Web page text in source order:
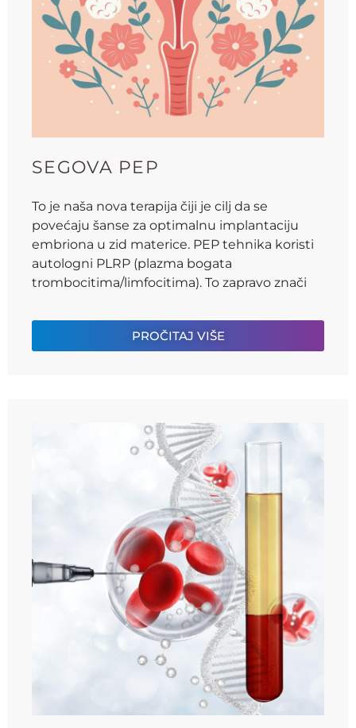
SEGOVA PEP
To je naša nova terapija čiji je cilj da se
povećaju šanse za optimalnu implantaciju
embriona u zid materice. PEP tehnika koristi
autologni PLRP (plazma bogata
trombocitima/limfocitima). To zapravo znači
PROČITAJ VIŠE